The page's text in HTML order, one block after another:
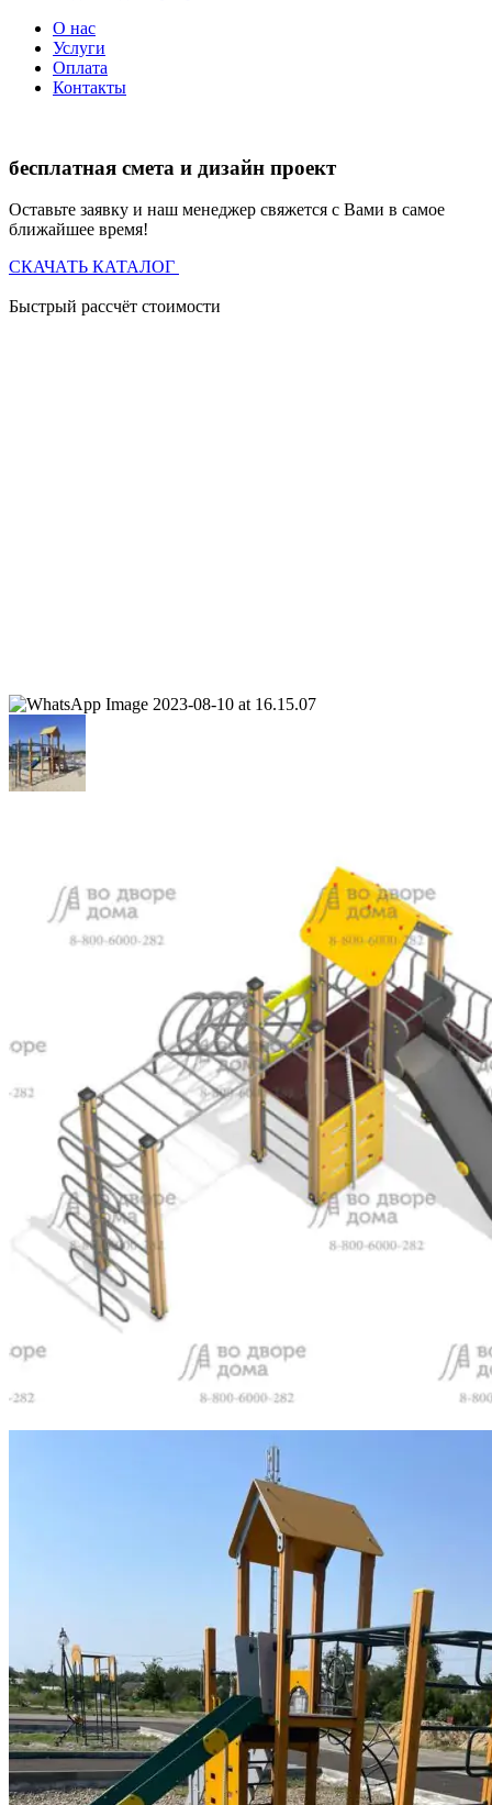
О нас
Услуги
Оплата
Контакты
бесплатная смета и дизайн проект
Оставьте заявку и наш менеджер свяжется с Вами в самое
ближайшее время!
СКАЧАТЬ КАТАЛОГ
Быстрый рассчёт стоимости